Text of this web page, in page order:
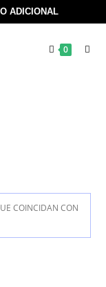
ADICIONAL
0
COINCIDAN CON